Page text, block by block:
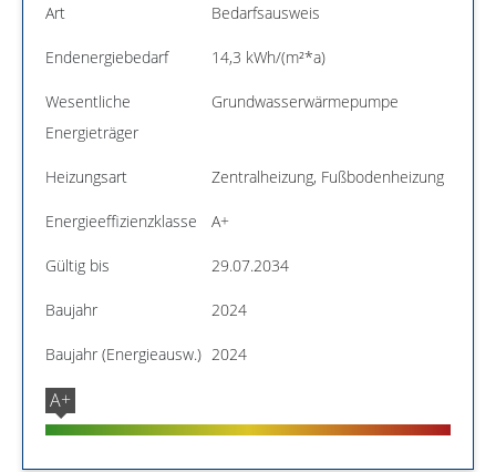
Art Bedarfsausweis
Endenergiebedarf 14,3 kWh/(m²*a)
Wesentliche
Energieträger
Grundwasserwärmepumpe
Heizungsart Zentralheizung, Fußbodenheizung
Energieeffizienzklasse A+
Gültig bis 29.07.2034
Baujahr 2024
Baujahr (Energieausw.) 2024
A+